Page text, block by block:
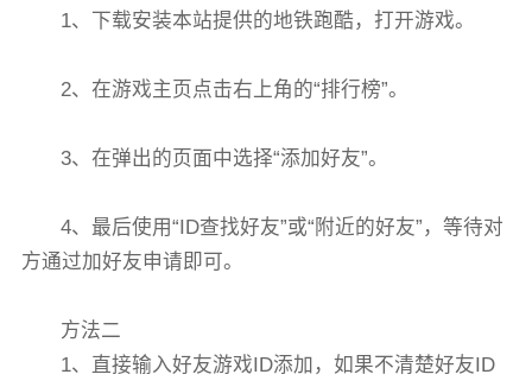
1、下载安装本站提供的地铁跑酷，打开游戏。
2、在游戏主页点击右上角的“排行榜”。
3、在弹出的页面中选择“添加好友”。
4、最后使用“ID查找好友”或“附近的好友”，等待对
方通过加好友申请即可。
方法二
1、直接输入好友游戏ID添加，如果不清楚好友ID